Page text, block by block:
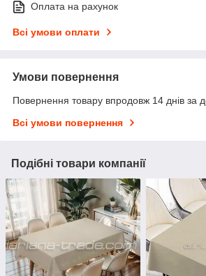
Оплата на рахунок
Всі умови оплати
Умови повернення
Повернення товару впродовж 14 днів за
Всі умови повернення
Подібні товари компанії